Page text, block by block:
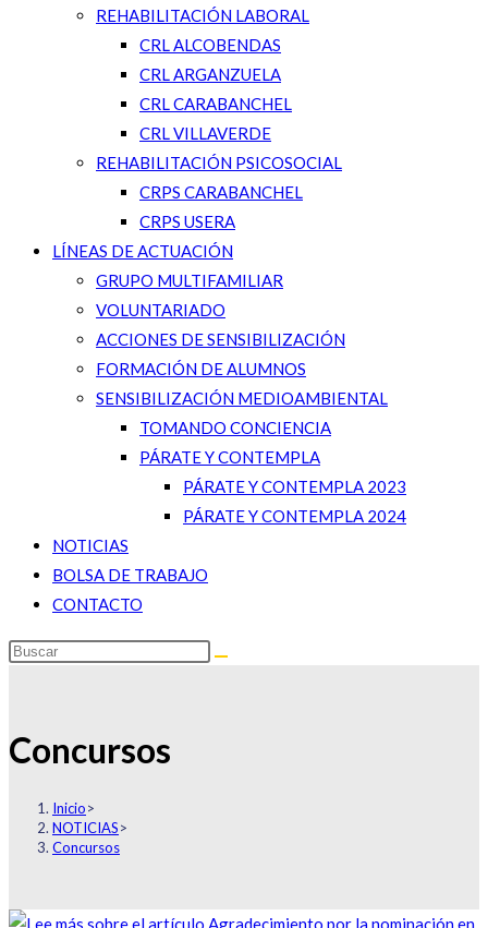
REHABILITACIÓN LABORAL
CRL ALCOBENDAS
CRL ARGANZUELA
CRL CARABANCHEL
CRL VILLAVERDE
REHABILITACIÓN PSICOSOCIAL
CRPS CARABANCHEL
CRPS USERA
LÍNEAS DE ACTUACIÓN
GRUPO MULTIFAMILIAR
VOLUNTARIADO
ACCIONES DE SENSIBILIZACIÓN
FORMACIÓN DE ALUMNOS
SENSIBILIZACIÓN MEDIOAMBIENTAL
TOMANDO CONCIENCIA
PÁRATE Y CONTEMPLA
PÁRATE Y CONTEMPLA 2023
PÁRATE Y CONTEMPLA 2024
NOTICIAS
BOLSA DE TRABAJO
CONTACTO
Concursos
Inicio>
NOTICIAS>
Concursos